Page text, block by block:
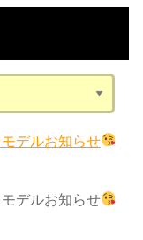
デルお知らせ
デルお知らせ